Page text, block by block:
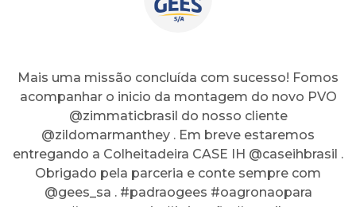
Mais uma missão concluída com sucesso! Fomos
acompanhar o inicio da montagem do novo PVO
@zimmaticbrasil do nosso cliente
@zildomarmanthey . Em breve estaremos
entregando a Colheitadeira CASE IH @caseihbrasil .
Obrigado pela parceria e conte sempre com
@gees_sa . #padraogees #oagronaopara